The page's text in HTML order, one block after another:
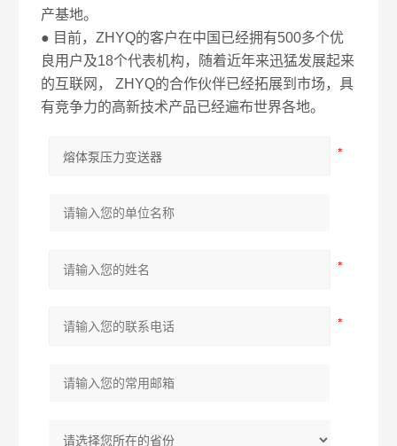
产基地。
● 目前，ZHYQ的客户在中国已经拥有500多个优
良用户及18个代表机构，随着近年来迅猛发展起来
的互联网， ZHYQ的合作伙伴已经拓展到市场，具
有竞争力的高新技术产品已经遍布世界各地。